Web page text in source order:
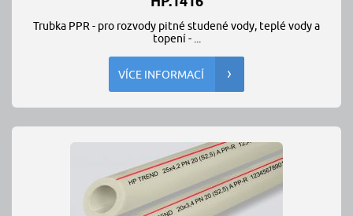
Trubka PPR - pro rozvody pitné studené vody, teplé vody a
topení - ...
VÍCE INFORMACÍ